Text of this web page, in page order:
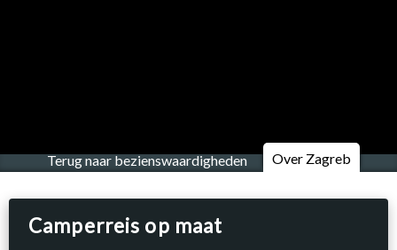
Terug naar bezienswaardigheden Over Zagreb
Camperreis op maat